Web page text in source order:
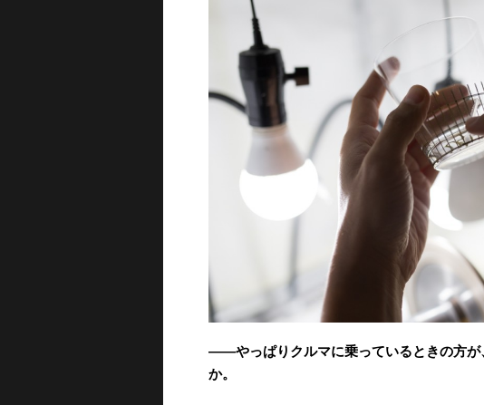
――やっぱりクルマに乗っているときの方が
か。